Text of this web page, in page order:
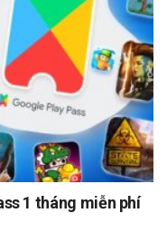
1 tháng miễn phí